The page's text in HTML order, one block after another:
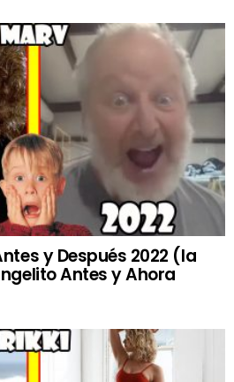
y Después 2022 (la
Antes y Ahora